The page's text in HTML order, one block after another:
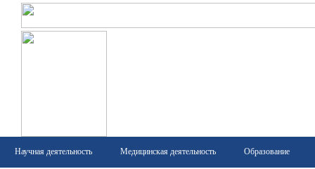
Научная деятельность Медицинская деятельность Образование